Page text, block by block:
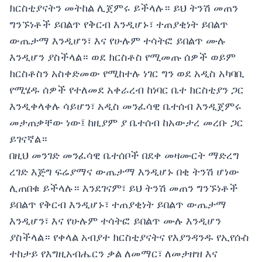
ክርስቲያናትን መትከል ሊጀምሩ ይችላሉ። ይህ ትንሽ መጠን
ግንኙነቶች ይበልጥ የቅርብ እንዲሆኑ፣ ተጠያቂነት ይበልጥ
ውጤታማ እንዲሆን፣ እና የሁሉም ተሳትፎ ይበልጥ ሙሉ
እንዲሆን ያስችላል። ወደ ክርስቶስ የሚመጡ ሰዎች ወይም
ክርስቶስን አስቀድመው የሚከተሉ ነገር ግን ወደ አዲስ አካባቢ
የሚሄዱ ሰዎች የተለመደ አቀራረብ ከነባር ቤተ ክርስቲያን ጋር
እንዲቀላቀሉ ሳይሆን፣ አዲስ መንፈሳዊ ቤተሰብ እንዲጀምሩ
መታጠቃቸው ነው፤ ከዚያም ያ ቤተሰብ ከአውታረ መረቡ ጋር
ይገናኛል።
በዚህ መንገድ መንፈሳዊ ቤተሰቦች በደቀ መዛሙርት ማድረግ
ረገድ እጅግ ፍሬያማና ውጤታማ እንዲሆኑ በቂ ትንሽ ሆነው
ሊጠበቁ ይችላሉ። እንደገናም፣ ይህ ትንሽ መጠን ግንኙነቶች
ይበልጥ የቅርብ እንዲሆኑ፣ ተጠያቂነት ይበልጥ ውጤታማ
እንዲሆን፣ እና የሁሉም ተሳትፎ ይበልጥ ሙሉ እንዲሆን
ያስችላል። የቀላል አብያተ ክርስቲያናትና የእያንዳንዱ የኢየሱስ
ተከታይ የእግዚአብሔርን ቃል ለመማር፣ ለመታዘዝ እና